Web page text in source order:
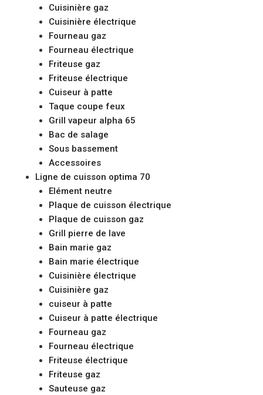
Cuisinière gaz
Cuisinière électrique
Fourneau gaz
Fourneau électrique
Friteuse gaz
Friteuse électrique
Cuiseur à patte
Taque coupe feux
Grill vapeur alpha 65
Bac de salage
Sous bassement
Accessoires
Ligne de cuisson optima 70
Elément neutre
Plaque de cuisson électrique
Plaque de cuisson gaz
Grill pierre de lave
Bain marie gaz
Bain marie électrique
Cuisinière électrique
Cuisinière gaz
cuiseur à patte
Cuiseur à patte électrique
Fourneau gaz
Fourneau électrique
Friteuse électrique
Friteuse gaz
Sauteuse gaz